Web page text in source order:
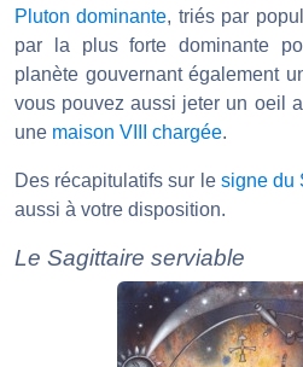
Pluton dominante, triés par
par la plus forte dominante
planète gouvernant également
vous pouvez aussi jeter un oeil
une maison VIII chargée.
Des récapitulatifs sur le signe du
aussi à votre disposition.
Le Sagittaire serviable